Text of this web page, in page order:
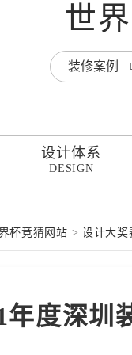
世
装修案例
设计体系
DESIGN
杯竞猜网站 > 设计大奖
年度深圳